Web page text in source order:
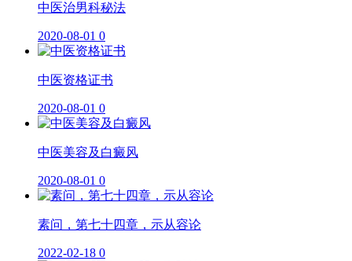
中医治男科秘法
2020-08-01 0
中医资格证书
2020-08-01 0
中医美容及白癜风
2020-08-01 0
素问，第七十四章，示从容论
2022-02-18 0